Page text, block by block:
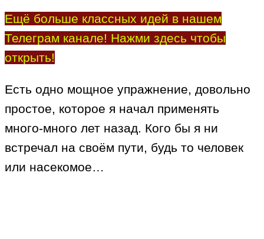
Ещё больше классных идей в нашем
Телеграм канале! Нажми здесь чтобы
открыть!
Есть одно мощное упражнение, довольно
простое, которое я начал применять
много-много лет назад. Кого бы я ни
встречал на своём пути, будь то человек
или насекомое…